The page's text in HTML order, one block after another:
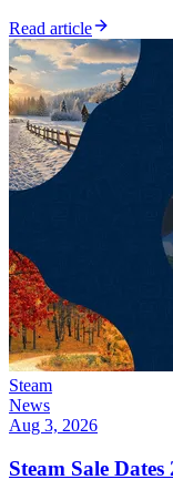
Read article
Steam
News
Aug 3, 2026
Steam Sale